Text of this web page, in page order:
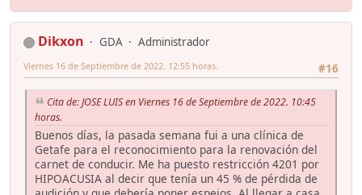
Dikxon GDA
Administrador
#16
Viernes 16 de Septiembre de 2022. 12:55 horas.
Cita de: JOSE LUIS en Viernes 16 de Septiembre de 2022. 10:45
horas.
Buenos días, la pasada semana fui a una clínica de
Getafe para el reconocimiento para la renovación del
carnet de conducir. Me ha puesto restricción 4201 por
HIPOACUSIA al decir que tenía un 45 % de pérdida de